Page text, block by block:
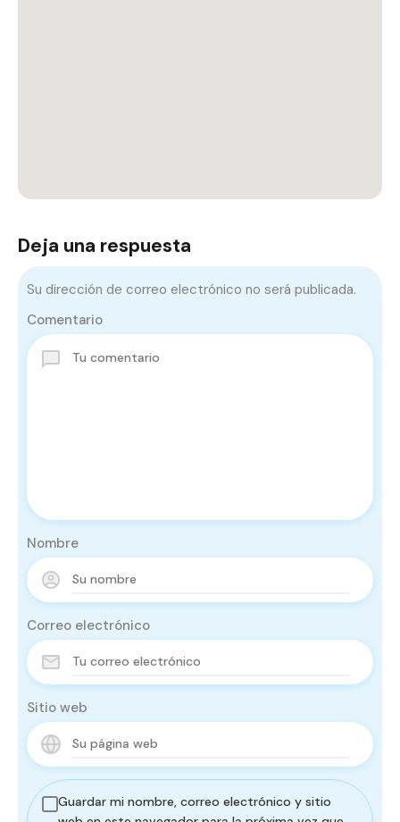
Deja una respuesta
Su dirección de correo electrónico no será publicada.
Comentario
Nombre
Correo electrónico
Sitio web
Guardar mi nombre, correo electrónico y sitio